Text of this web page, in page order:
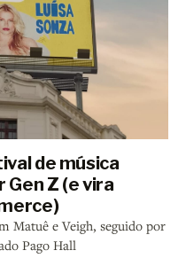
de música
Z (e vira
Matuê e Veigh, seguido por
Pago Hall